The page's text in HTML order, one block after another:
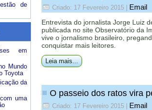
de
em
Mundo
Toyota
da
uma
Criado: 17 Fevereiro 2015 Email
Entrevista do jornalista Jorge Luiz
publicada no site Observatório da
vive o jornalismo brasileiro,
conquistar mais leitores.
Leia mais...
O passeio dos ratos vira
Criado: 17 Fevereiro 2015 Email